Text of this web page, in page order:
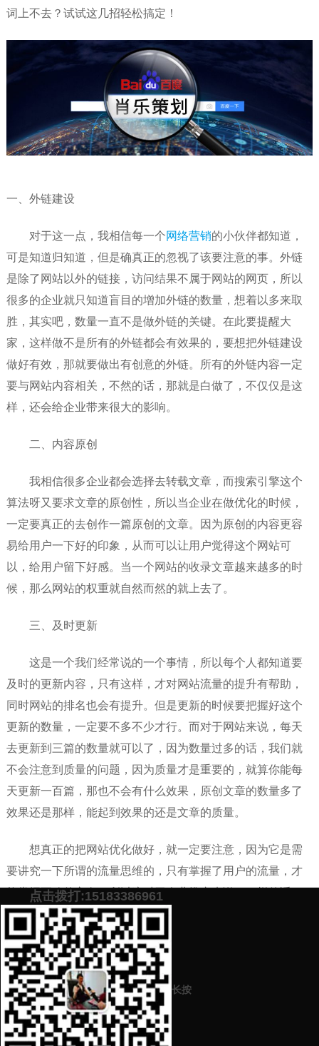
词上不去？试试这几招轻松搞定！
一、外链建设
对于这一点，我相信每一个网络营销的小伙伴都知道，
可是知道归知道，但是确真正的忽视了该要注意的事。外链
是除了网站以外的链接，访问结果不属于网站的网页，所以
很多的企业就只知道盲目的增加外链的数量，想着以多来取
胜，其实吧，数量一直不是做外链的关键。在此要提醒大
家，这样做不是所有的外链都会有效果的，要想把外链建设
做好有效，那就要做出有创意的外链。所有的外链内容一定
要与网站内容相关，不然的话，那就是白做了，不仅仅是这
样，还会给企业带来很大的影响。
二、内容原创
我相信很多企业都会选择去转载文章，而搜索引擎这个
算法呀又要求文章的原创性，所以当企业在做优化的时候，
一定要真正的去创作一篇原创的文章。因为原创的内容更容
易给用户一下好的印象，从而可以让用户觉得这个网站可
以，给用户留下好感。当一个网站的收录文章越来越多的时
候，那么网站的权重就自然而然的就上去了。
三、及时更新
这是一个我们经常说的一个事情，所以每个人都知道要
及时的更新内容，只有这样，才对网站流量的提升有帮助，
同时网站的排名也会有提升。但是更新的时候要把握好这个
更新的数量，一定要不多不少才行。而对于网站来说，每天
去更新到三篇的数量就可以了，因为数量过多的话，我们就
不会注意到质量的问题，因为质量才是重要的，就算你能每
天更新一百篇，那也不会有什么效果，原创文章的数量多了
效果还是那样，能起到效果的还是文章的质量。
想真正的把网站优化做好，就一定要注意，因为它是需
要讲究一下所谓的流量思维的，只有掌握了用户的流量，才
能掌握正确的方向，所以这对于企业推广来说，一样的适
用。要注意看，哪里的流量有价值，那么我们就要把成本花
费到那里去。
预约营销老师 添加微信号：scyxch
案！
上一篇：与网络营销公司合作应该注意什么？
下一篇：软文标题写法，掌握这些就够了！
点击拨打:15183386961
长按